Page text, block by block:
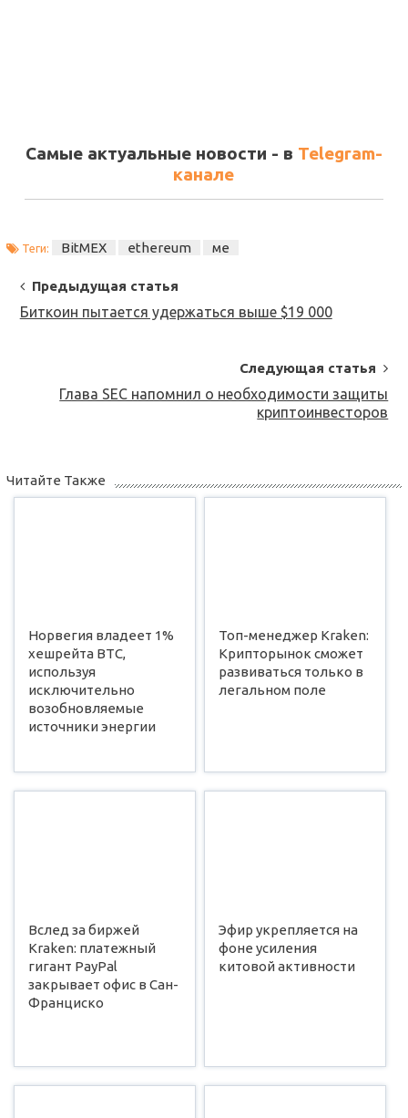
Самые актуальные новости - в Telegram-
канале
Теги: BitMEX ethereum ме
Post
Navigation
Предыдущая статья
Биткоин пытается удержаться выше $19 000
Следующая статья
Глава SEC напомнил о необходимости защиты
криптоинвесторов
Читайте Также
Норвегия владеет 1%
хешрейта BTC,
используя
исключительно
возобновляемые
источники энергии
Топ-менеджер Kraken:
Крипторынок сможет
развиваться только в
легальном поле
Вслед за биржей
Kraken: платежный
гигант PayPal
закрывает офис в Сан-
Франциско
Эфир укрепляется на
фоне усиления
китовой активности